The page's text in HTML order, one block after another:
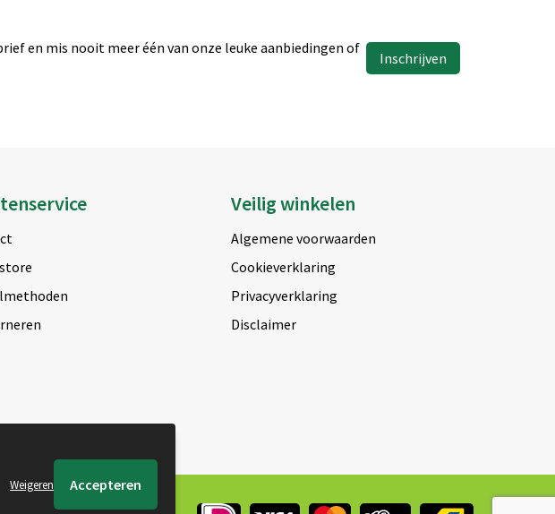
en mis nooit meer één van onze leuke aanbiedingen of
Inschrijven
Veilig winkelen
Algemene voorwaarden
Cookieverklaring
Privacyverklaring
Disclaimer
Weigeren